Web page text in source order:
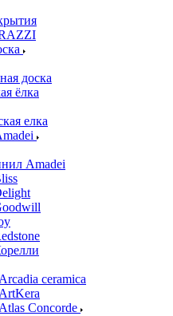
доска
ёлка
елка
Amadei
ceramica
Concorde